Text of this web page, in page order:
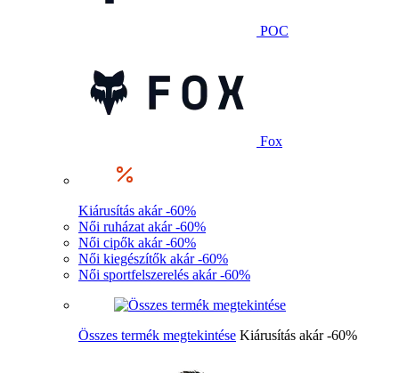
POC
Fox
Kiárusítás akár -60%
Női ruházat akár -60%
Női cipők akár -60%
Női kiegészítők akár -60%
Női sportfelszerelés akár -60%
Összes termék megtekintése Kiárusítás akár -60%